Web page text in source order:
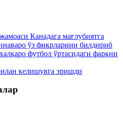
Канадага мағлубиятга
ўз фикрларини билдириб
футбол ўртасидаги фарқни
келишувга эришди